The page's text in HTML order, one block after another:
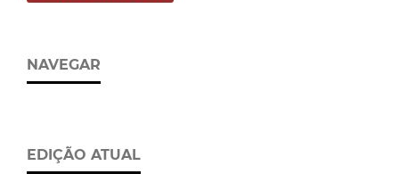
NAVEGAR
EDIÇÃO ATUAL